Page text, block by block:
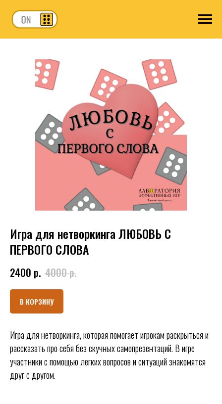
Игра для нетворкинга ЛЮБОВЬ С
ПЕРВОГО СЛОВА
2400 р. 4000р.
В КОРЗИНУ
Игра для нетворкинга, которая помогает игрокам раскрыться и
рассказать про себя без скучных самопрезентаций. В игре
участники с помощью легких вопросов и ситуаций знакомятся
друг с другом.